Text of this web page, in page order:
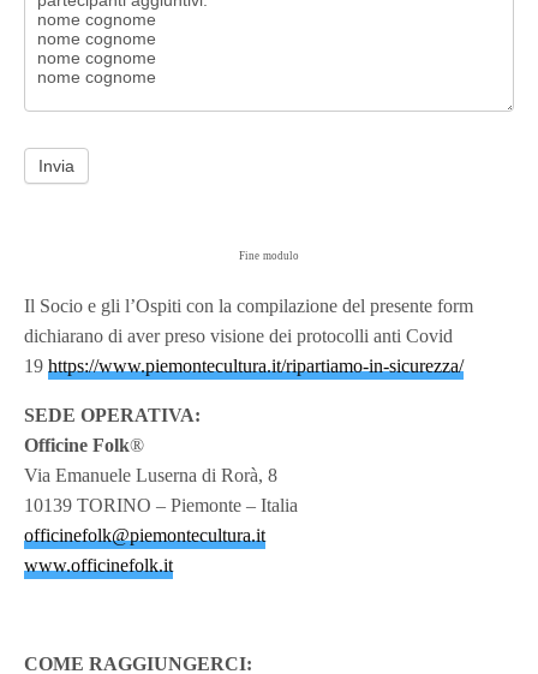
Invia
Fine modulo
Il Socio e gli l’Ospiti con la compilazione del presente form
dichiarano di aver preso visione dei protocolli anti Covid
19https://www.piemontecultura.it/ripartiamo-in-sicurezza/
SEDE OPERATIVA:
Officine Folk®
Via Emanuele Luserna di Rorà, 8
10139 TORINO – Piemonte – Italia
officinefolk@piemontecultura.it
www.officinefolk.it
COME RAGGIUNGERCI: